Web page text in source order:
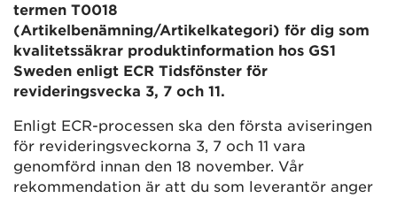
termen T0018
(Artikelbenämning/Artikelkategori) för dig som
kvalitetssäkrar produktinformation hos GS1
Sweden enligt ECR Tidsfönster för
revideringsvecka 3, 7 och 11.
Enligt ECR-processen ska den första aviseringen
för revideringsveckorna 3, 7 och 11 vara
genomförd innan den 18 november. Vår
rekommendation är att du som leverantör anger